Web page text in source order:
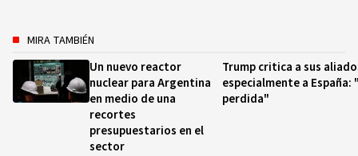
MIRA TAMBIÉN
Un nuevo reactor
nuclear para Argentina
en medio de una
recortes
presupuestarios en el
sector
Trump critica a sus
especialmente a España:
perdida"